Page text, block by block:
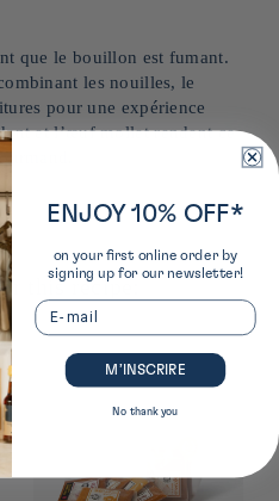
que le bouillon est fumant.
les nouilles, le
pour une expérience
et l’œuf mollet rendent ce
this recipe:
ENJOY 10% OFF*
on your first online order by
signing up for our newsletter!
Email
M’INSCRIRE
No thank you